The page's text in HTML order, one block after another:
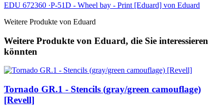
EDU 672360 ·P-51D - Wheel bay - Print [Eduard] von Eduard
Weitere Produkte von Eduard
Weitere Produkte von Eduard, die Sie interessieren
könnten
Tornado GR.1 - Stencils (gray/green camouflage)
[Revell]